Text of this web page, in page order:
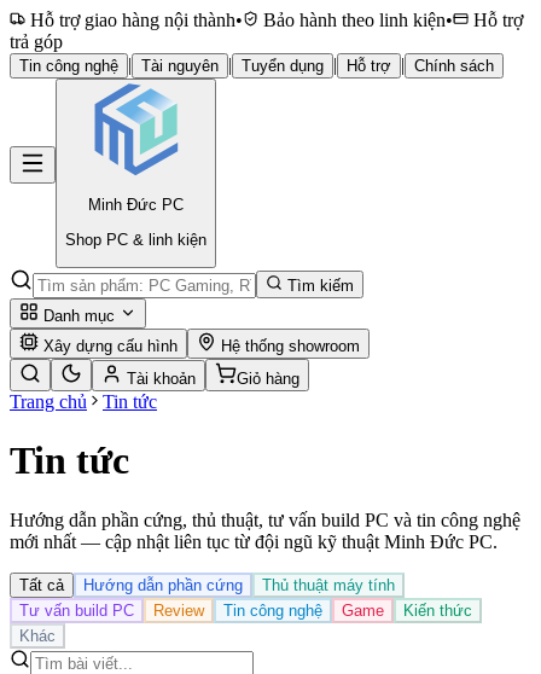
Hỗ trợ giao hàng nội thành• Bảo hành theo linh kiện•
Hỗ trợ
trả góp
Tin công nghệ | Tài nguyên | Tuyển dụng | Hỗ trợ | Chính sách
Minh Đức PC
Shop PC & linh kiện
Tìm kiếm
Danh mục
Xây dựng cấu hình
Hệ thống showroom
Tài khoản
Giỏ hàng
Trang chủ Tin tức
Tin tức
Hướng dẫn phần cứng, thủ thuật, tư vấn build PC và tin công nghệ
mới nhất — cập nhật liên tục từ đội ngũ kỹ thuật Minh Đức PC.
Tất cả Hướng dẫn phần cứng
Thủ thuật máy tính
Tư vấn build PC
Review Tin công nghệ Game
Kiến thức
Khác